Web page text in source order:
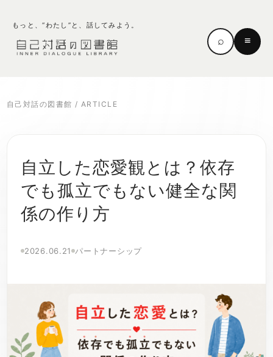
もっと、“わたし”と、話してみよう。
⌕ ≡
自己対話の図書館 / ARTICLE
自立した恋愛観とは？依存
でも孤立でもない健全な関
係の作り方
2026.06.21 パートナーシップ